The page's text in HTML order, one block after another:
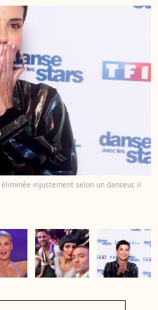
injustement selon un danseur, il